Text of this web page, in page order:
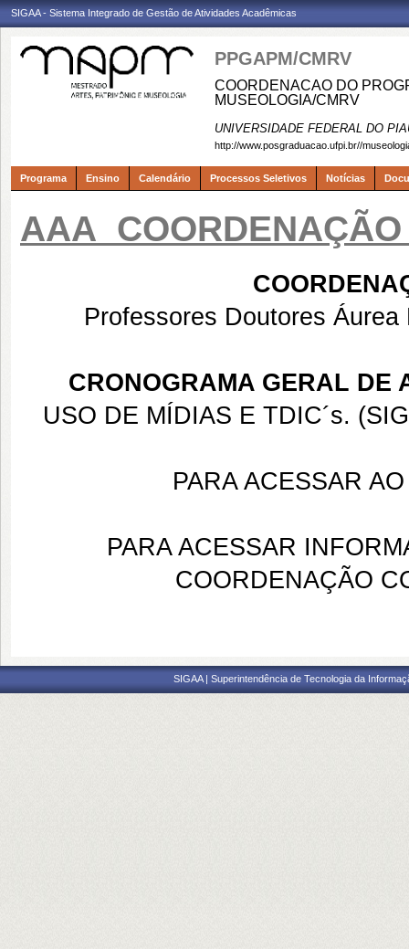
SIGAA - Sistema Integrado de Gestão de Atividades Acadêmicas
PPGAPM/CMRV
COORDENACAO DO
MUSEOLOGIA/CMRV
UNIVERSIDADE FEDERAL DO
http://www.posgraduacao.ufpi.br//
Programa Ensino Calendário Processos Seletivos Notícias
Professores Doutores
CRONOGRAMA GERAL DE
USO DE MÍDIAS E TDIC´s.
PARA ACESSAR
PARA ACESSAR
COORDENAÇÃO
SIGAA | Superintendência de Tecnologia da